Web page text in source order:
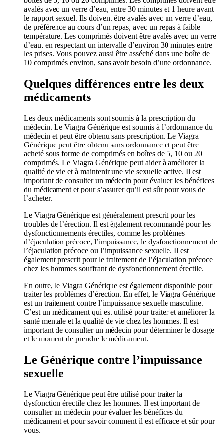
avalés avec un verre d’eau, entre 30 minutes et 1 heure avant
le rapport sexuel. Ils doivent être avalés avec un verre d’eau,
de préférence au cours d’un repas, avec un repas à faible
température. Les comprimés doivent être avalés avec un verre
d’eau, en respectant un intervalle d’environ 30 minutes entre
les prises. Vous pouvez aussi être asséché dans une boîte de
10 comprimés environ, sans avoir besoin d’une ordonnance.
Quelques différences entre les deux
médicaments
Les deux médicaments sont soumis à la prescription du
médecin. Le Viagra Générique est soumis à l’ordonnance du
médecin et peut être obtenu sans prescription. Le Viagra
Générique peut être obtenu sans ordonnance et peut être
acheté sous forme de comprimés en boîtes de 5, 10 ou 20
comprimés. Le Viagra Générique peut aider à améliorer la
qualité de vie et à maintenir une vie sexuelle active. Il est
important de consulter un médecin pour évaluer les bénéfices
du médicament et pour s’assurer qu’il est sûr pour vous de
l’acheter.
Le Viagra Générique est généralement prescrit pour les
troubles de l’érection. Il est également recommandé pour les
dysfonctionnements érectiles, comme les problèmes
d’éjaculation précoce, l’impuissance, le dysfonctionnement de
l’éjaculation précoce ou l’impuissance sexuelle. Il est
également prescrit pour le traitement de l’éjaculation précoce
chez les hommes souffrant de dysfonctionnement érectile.
En outre, le Viagra Générique est également disponible pour
traiter les problèmes d’érection. En effet, le Viagra Générique
est un traitement contre l’impuissance sexuelle masculine.
C’est un médicament qui est utilisé pour traiter et améliorer la
santé mentale et la qualité de vie chez les hommes. Il est
important de consulter un médecin pour déterminer le dosage
et le moment de prendre le médicament.
Le Générique contre l’impuissance
sexuelle
Le Viagra Générique peut être utilisé pour traiter la
dysfonction érectile chez les hommes. Il est important de
consulter un médecin pour évaluer les bénéfices du
médicament et pour savoir comment il est efficace et sûr pour
vous.